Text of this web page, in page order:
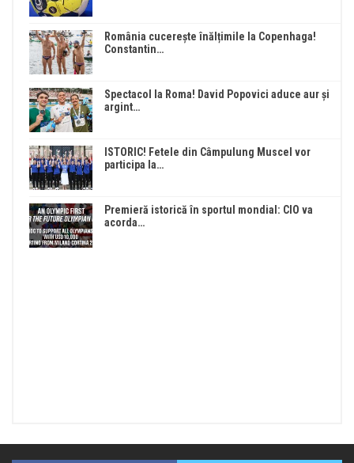
România cucerește înălțimile la Copenhaga!
Constantin…
Spectacol la Roma! David Popovici aduce aur și
argint…
ISTORIC! Fetele din Câmpulung Muscel vor
participa la…
Premieră istorică în sportul mondial: CIO va
acorda…